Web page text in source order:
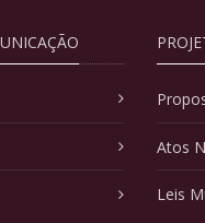
Atos
Leis